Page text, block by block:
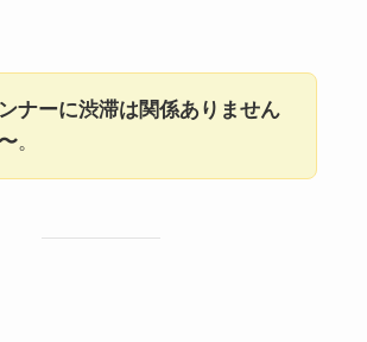
ナーに渋滞は関係ありません
。